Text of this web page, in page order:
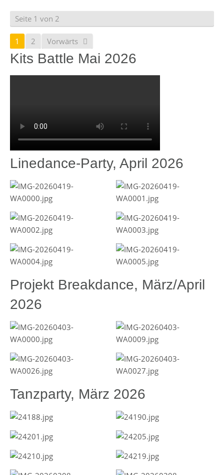
Seite 1 von 2
1 2 Vorwärts
Kits Battle Mai 2026
Linedance-Party, April 2026
Projekt Breakdance, März/April
2026
Tanzparty, März 2026